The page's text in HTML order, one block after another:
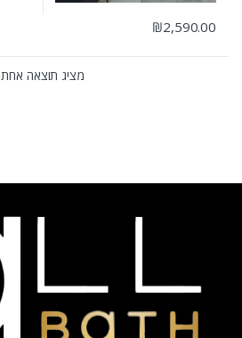
₪2,590.00
מציג תוצאה אחת